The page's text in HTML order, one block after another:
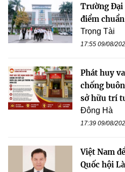
Trường Đại
điểm
Trọng Tài
17:55 09/08/
Phát huy
chống
sở hữu trí
Đông Hà
17:39 09/08/
Việt Nam
Quốc hội